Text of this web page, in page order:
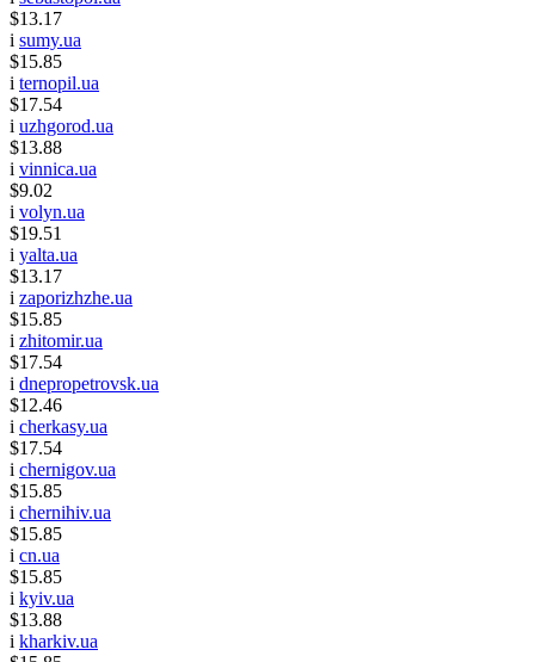
$13.17
i sumy.ua
$15.85
i ternopil.ua
$17.54
i uzhgorod.ua
$13.88
i vinnica.ua
$9.02
i volyn.ua
$19.51
i yalta.ua
$13.17
i zaporizhzhe.ua
$15.85
i zhitomir.ua
$17.54
i dnepropetrovsk.ua
$12.46
i cherkasy.ua
$17.54
i chernigov.ua
$15.85
i chernihiv.ua
$15.85
i cn.ua
$15.85
i kyiv.ua
$13.88
i kharkiv.ua